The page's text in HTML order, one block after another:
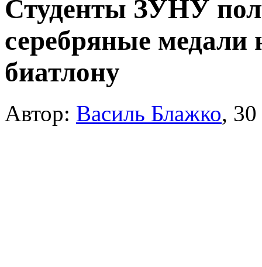
Студенты ЗУНУ
серебряные медали
биатлону
Автор: Василь Блажко,